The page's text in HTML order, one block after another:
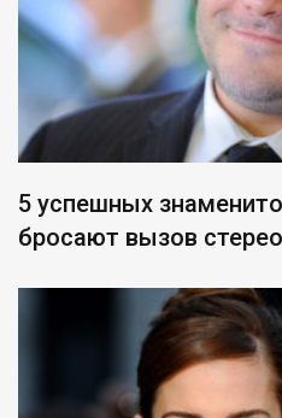
5 успешных
бросают вызов